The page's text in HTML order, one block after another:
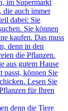
im Supermarkt
die auch immer
dabei: Sie
Sie können
kaufen. Das muss
denn in den
die Pflanzen.
aus gutem Hause
passt, können Sie
Lesen Sie
für Ihren
denn die Tiere